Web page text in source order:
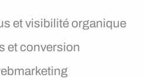
et visibilité organique
et conversion